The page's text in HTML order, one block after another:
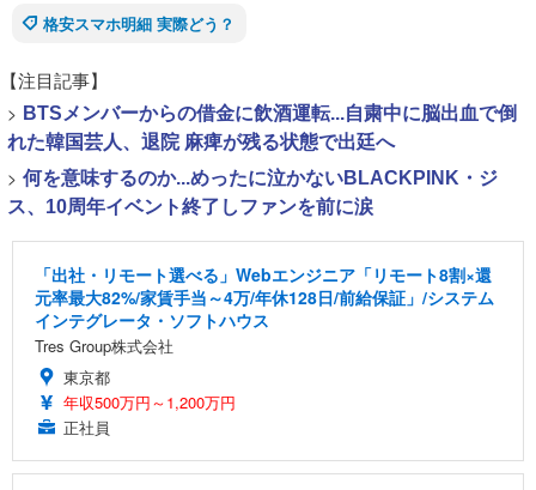
格安スマホ明細 実際どう？
【注目記事】
> BTSメンバーからの借金に飲酒運転...自粛中に脳出血で倒
れた韓国芸人、退院 麻痺が残る状態で出廷へ
> 何を意味するのか...めったに泣かないBLACKPINK・ジ
ス、10周年イベント終了しファンを前に涙
「出社・リモート選べる」Webエンジニア「リモート8割×還
元率最大82%/家賃手当～4万/年休128日/前給保証」/システム
インテグレータ・ソフトハウス
Tres Group株式会社
東京都
年収500万円～1,200万円
正社員